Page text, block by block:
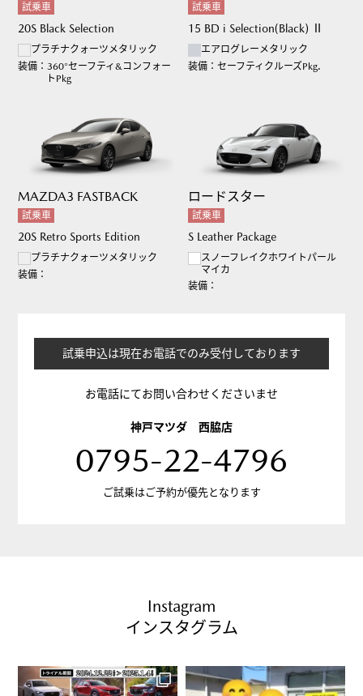
試乗車
20S Black Selection
プラチナクォーツメタリック
装備：360°セーフティ&コンフォー
トPkg
試乗車
15 BD i Selection(Black) Ⅱ
エアログレーメタリック
装備：セーフティクルーズPkg.
MAZDA3 FASTBACK
試乗車
20S Retro Sports Edition
プラチナクォーツメタリック
装備：
ロードスター
試乗車
S Leather Package
スノーフレイクホワイトパール
マイカ
装備：
試乗申込は現在お電話でのみ受付しております
お電話にてお問い合わせくださいませ
神戸マツダ 西脇店
0795-22-4796
ご試乗はご予約が優先となります
Instagram
インスタグラム